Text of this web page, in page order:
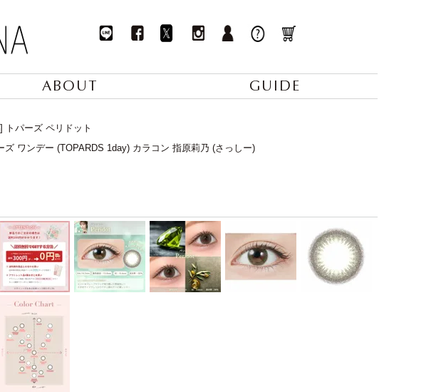
ABOUT GUIDE
トパーズ ペリドット
ズ ワンデー (TOPARDS 1day) カラコン 指原莉乃 (さっしー)